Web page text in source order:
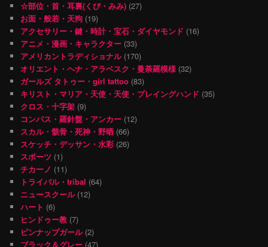
☆部位・首・耳裏(くび・みみ) (27)
お面・般若・天狗 (19)
アクセサリー・鍵・時計・宝石・ダイヤモンド (16)
アニメ・漫画・キャラクター (33)
アメリカントラディショナル(170)
オリエント・ヘナ・アラベスク・曼荼羅模様 (32)
ガールズ タトゥー・girl tattoo (83)
キリスト・マリア・天使・天使・プレイングハンド (35)
クロス・十字架 (9)
コンパス・羅針盤・アンカー (12)
スカル・骸骨・死神・野晒 (66)
スケッチ・デッサン・水彩 (26)
スポーツ (1)
チカーノ (11)
トライバル・tribal (64)
ニュースクール(12)
ハート (6)
ヒンドゥー教 (7)
ピンナップガール(2)
ブラック＆グレー (47)